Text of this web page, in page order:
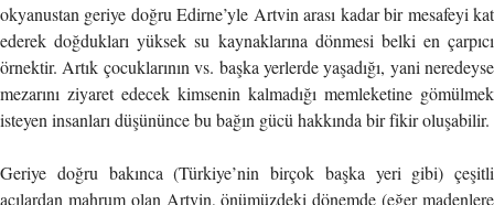
okyanustan geriye doğru Edirne’yle Artvin arası kadar bir mesafeyi kat
ederek doğdukları yüksek su kaynaklarına dönmesi belki en çarpıcı
örnektir. Artık çocuklarının vs. başka yerlerde yaşadığı, yani neredeyse
mezarını ziyaret edecek kimsenin kalmadığı memleketine gömülmek
isteyen insanları düşününce bu bağın gücü hakkında bir fikir oluşabilir.
Geriye doğru bakınca (Türkiye’nin birçok başka yeri gibi) çeşitli
açılardan mahrum olan Artvin, önümüzdeki dönemde (eğer madenlere